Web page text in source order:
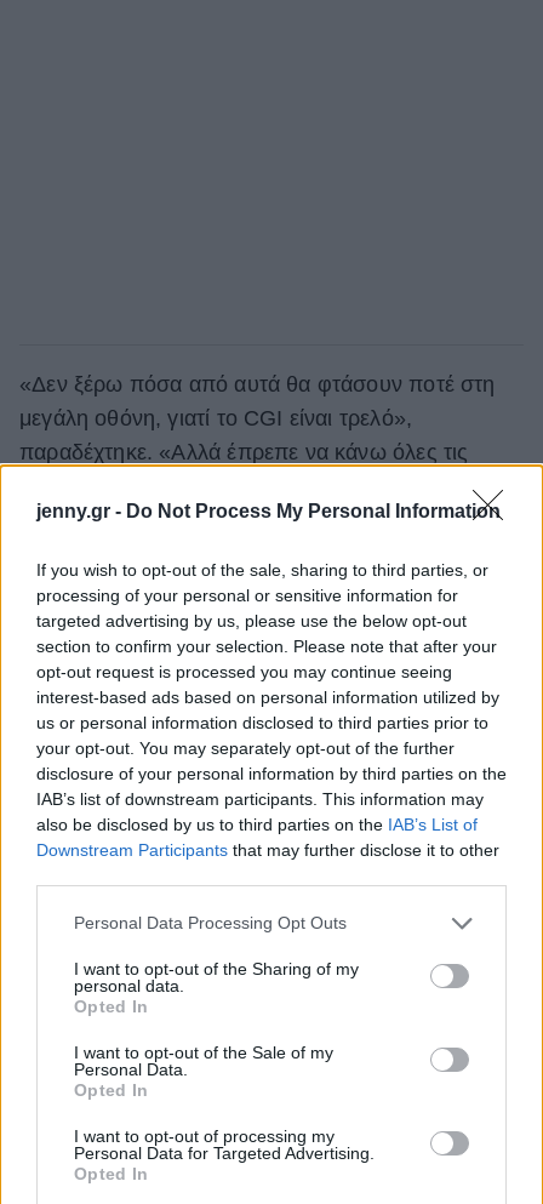
jenny.gr - Do Not Process My Personal Information
If you wish to opt-out of the sale, sharing to third parties, or
processing of your personal or sensitive information for
targeted advertising by us, please use the below opt-out
section to confirm your selection. Please note that after your
opt-out request is processed you may continue seeing
interest-based ads based on personal information utilized by
us or personal information disclosed to third parties prior to
your opt-out. You may separately opt-out of the further
disclosure of your personal information by third parties on the
IAB’s list of downstream participants. This information may
also be disclosed by us to third parties on the IAB’s List of
Downstream Participants that may further disclose it to other
Please note that this website/app uses one or more Google
not limited to your visit or usage behaviour. You may click to
grant or deny consent to Google and its third-party tags to
use your data for below specified purposes in below Google
consent section.
Personal Data Processing Opt Outs
I want to opt-out of the Sharing of my
personal data.
Opted In
I want to opt-out of the Sale of my
Personal Data.
Opted In
I want to opt-out of processing my
Personal Data for Targeted Advertising.
Opted In
«Δεν ξέρω πόσα από αυτά θα φτάσουν ποτέ στη
μεγάλη οθόνη, γιατί το CGI είναι τρελό»,
παραδέχτηκε. «Αλλά έπρεπε να κάνω όλες τις
επικίνδυνες σκηνές σχεδόν μόνη μου! Και ήταν κάτι
που δεν είχα ξανακάνει ποτέ, γιατί είμαι απολύτως
τσουβάλι με αφέλειες».
Γρήγορα περαστικά, Jameela, και καλή τύχη στα
επόμενα γυρίσματα.